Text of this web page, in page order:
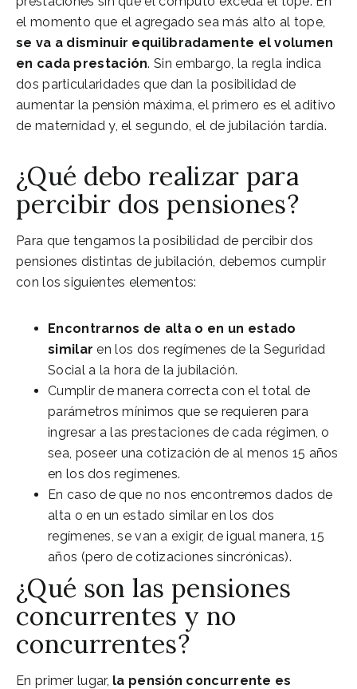
el momento que el agregado sea más alto al tope,
se va a disminuir equilibradamente el volumen
en cada prestación. Sin embargo, la regla indica
dos particularidades que dan la posibilidad de
aumentar la pensión máxima, el primero es el aditivo
de maternidad y, el segundo, el de jubilación tardía.
¿Qué debo realizar para
percibir dos pensiones?
Para que tengamos la posibilidad de percibir dos
pensiones distintas de jubilación, debemos cumplir
con los siguientes elementos:
Encontrarnos de alta o en un estado
similar en los dos regímenes de la Seguridad
Social a la hora de la jubilación.
Cumplir de manera correcta con el total de
parámetros mínimos que se requieren para
ingresar a las prestaciones de cada régimen, o
sea, poseer una cotización de al menos 15 años
en los dos regímenes.
En caso de que no nos encontremos dados de
alta o en un estado similar en los dos
regímenes, se van a exigir, de igual manera, 15
años (pero de cotizaciones sincrónicas).
¿Qué son las pensiones
concurrentes y no
concurrentes?
En primer lugar, la pensión concurrente es